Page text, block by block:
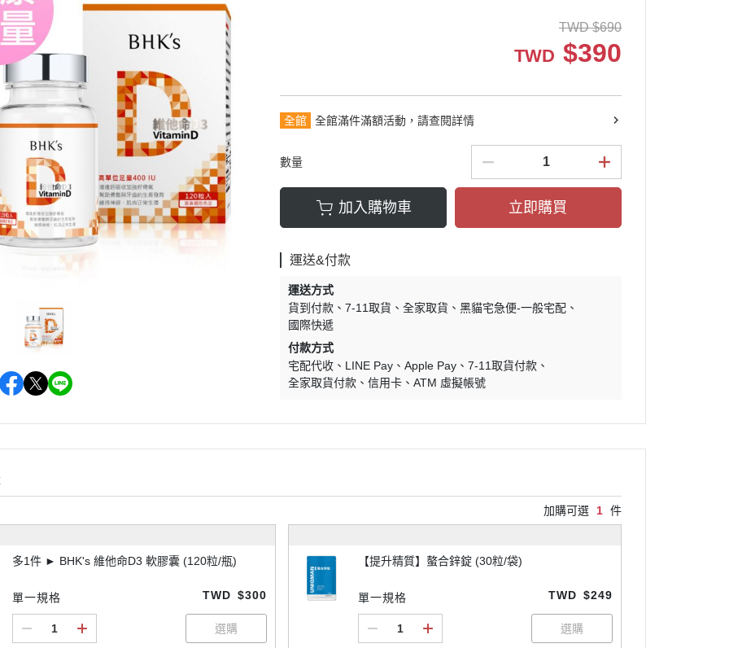
TWD $690
TWD $390
全館 全館滿件滿額活動，請查閱詳情
數量
加入購物車 立即購買
運送&付款
運送方式
貨到付款
7-11取貨 全家取貨
黑貓宅急便-一般宅配
國際快遞
付款方式
宅配代收
LINE Pay Apple Pay
7-11取貨付款
全家取貨付款
信用卡 ATM 虛擬帳號
加購可選 1 件
多1件 ► BHK's 維他命D3 軟膠囊 (120粒/瓶)
單一規格 TWD $300
【提升精質】螯合鋅錠 (30粒/袋)
單一規格 TWD $249